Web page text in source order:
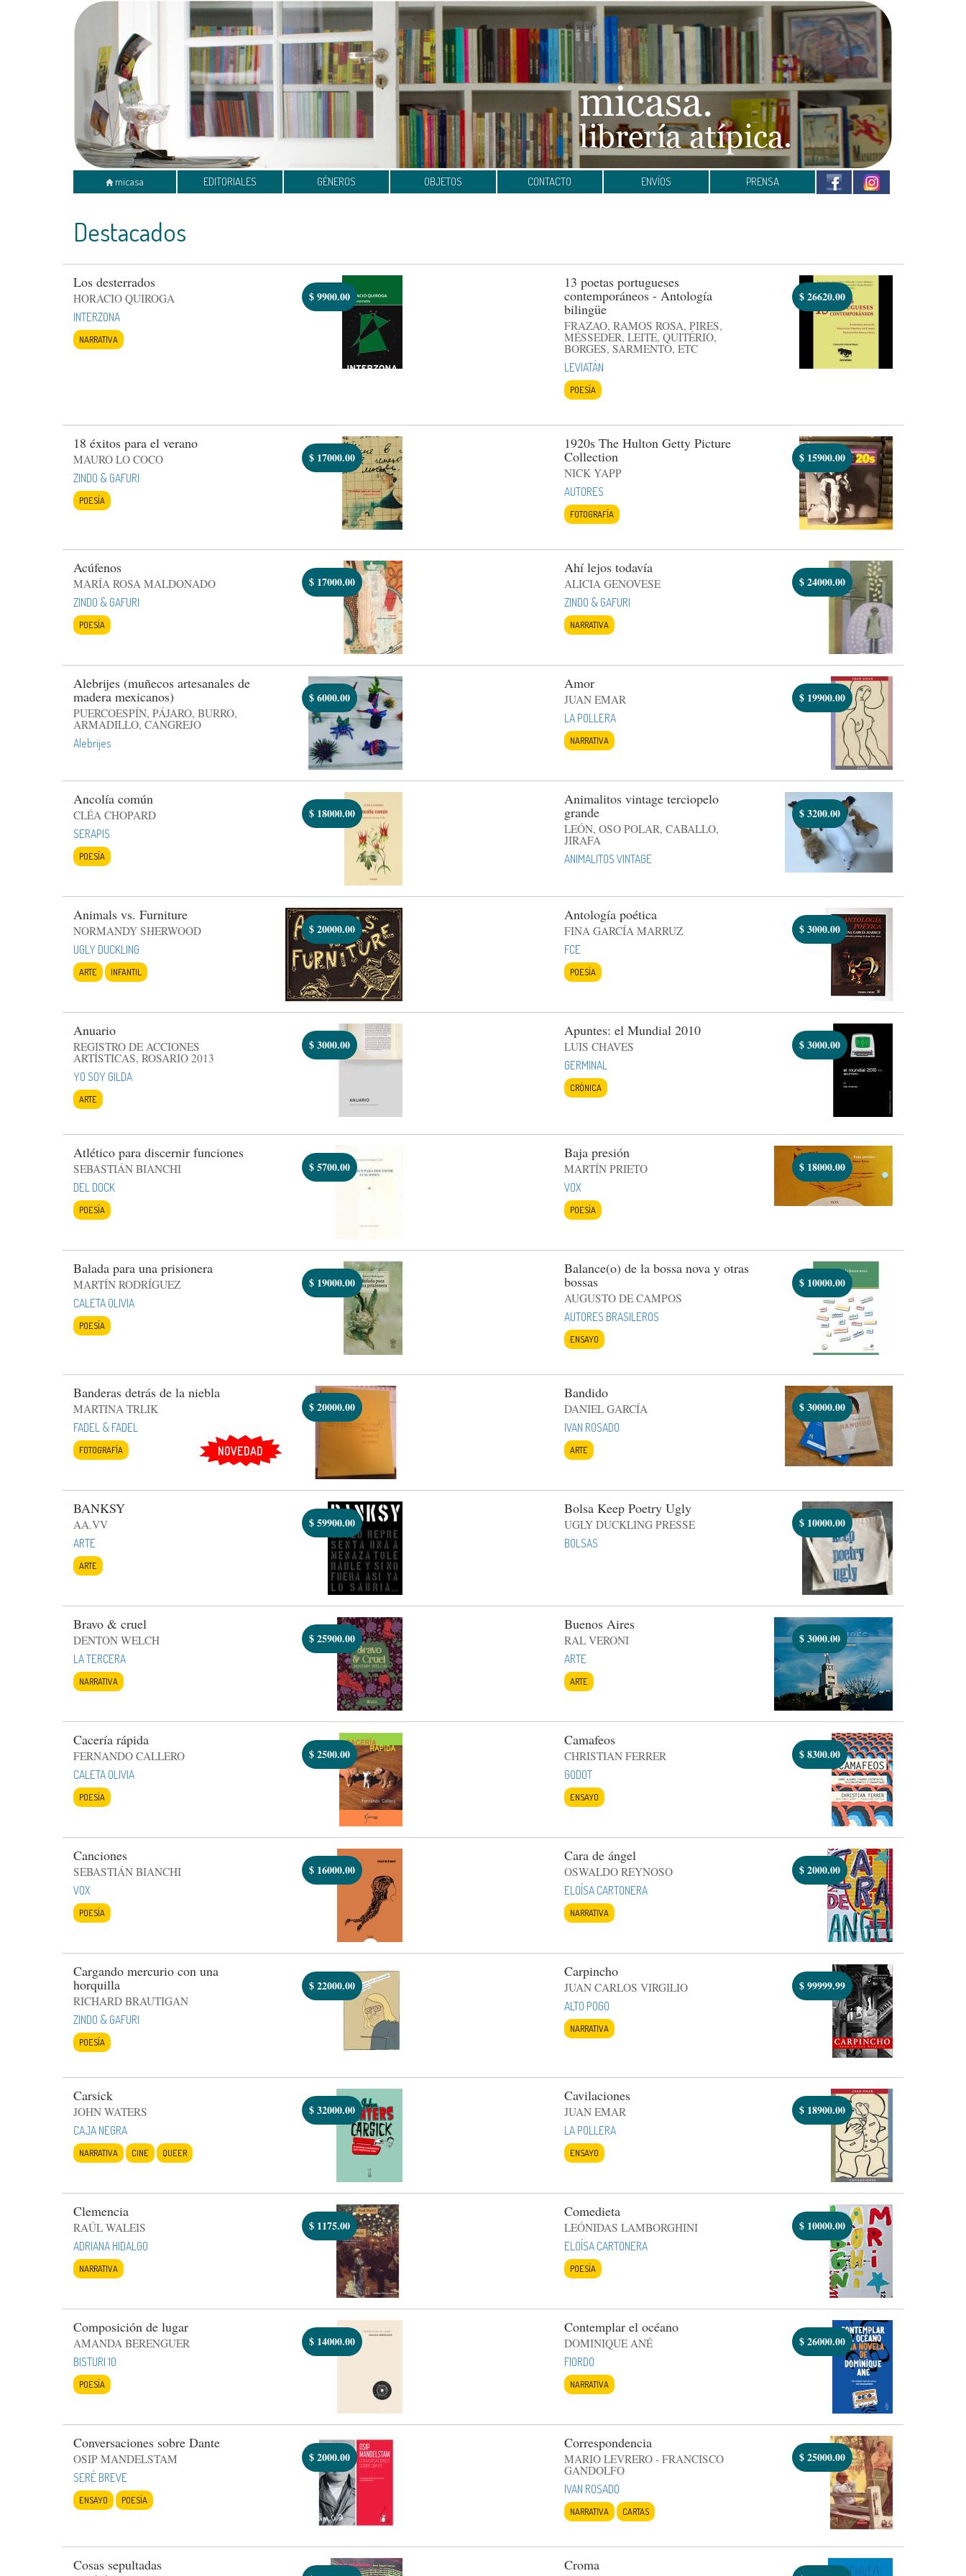
micasa EDITORIALES GÉNEROS OBJETOS CONTACTO ENVÍOS PRENSA
Destacados
Los desterrados
HORACIO QUIROGA
INTERZONA
NARRATIVA
$9900.00
13 poetas portugueses
contemporáneos - Antología
bilingüe
FRAZAO, RAMOS ROSA, PIRES,
MÉSSEDER, LEITE, QUITÉRIO,
BORGES, SARMENTO, ETC
LEVIATÁN
POESÍA
$26620.00
18 éxitos para el verano
MAURO LO COCO
ZINDO & GAFURI
POESÍA
$17000.00
1920s The Hulton Getty Picture
Collection
NICK YAPP
AUTORES
FOTOGRAFÍA
$ 15900.00
Acúfenos
MARÍA ROSA MALDONADO
ZINDO & GAFURI
POESÍA
$17000.00
Ahí lejos todavía
ALICIA GENOVESE
ZINDO & GAFURI
NARRATIVA
$24000.00
Alebrijes (muñecos artesanales de
madera mexicanos)
PUERCOESPÍN, PÁJARO, BURRO,
ARMADILLO, CANGREJO
Alebrijes
$6000.00
Amor
JUAN EMAR
LA POLLERA
NARRATIVA
$ 19900.00
Ancolía común
CLÉA CHOPARD
SERAPIS
POESÍA
$18000.00
Animalitos vintage terciopelo
grande
LEÓN, OSO POLAR, CABALLO,
JIRAFA
ANIMALITOS VINTAGE
$3200.00
Animals vs. Furniture
NORMANDY SHERWOOD
UGLY DUCKLING
ARTE INFANTIL
$20000.00
Antología poética
FINA GARCÍA MARRUZ
FCE
POESÍA
$3000.00
Anuario
REGISTRO DE ACCIONES
ARTÍSTICAS, ROSARIO 2013
YO SOY GILDA
ARTE
$3000.00
Apuntes: el Mundial 2010
LUIS CHAVES
GERMINAL
CRÓNICA
$3000.00
Atlético para discernir funciones
SEBASTIÁN BIANCHI
DEL DOCK
POESÍA
$5700.00
Baja presión
MARTÍN PRIETO
VOX
POESÍA
$ 18000.00
Balada para una prisionera
MARTÍN RODRÍGUEZ
CALETA OLIVIA
POESÍA
$19000.00
Balance(o) de la bossa nova y otras
bossas
AUGUSTO DE CAMPOS
AUTORES BRASILEROS
ENSAYO
$ 10000.00
Banderas detrás de la niebla
MARTINA TRLIK
FADEL & FADEL
FOTOGRAFÍA
$20000.00
NOVEDAD
Bandido
DANIEL GARCÍA
IVAN ROSADO
ARTE
$30000.00
BANKSY
AA.VV
ARTE
ARTE
$59900.00
Bolsa Keep Poetry Ugly
UGLY DUCKLING PRESSE
BOLSAS
$ 10000.00
Bravo & cruel
DENTON WELCH
LA TERCERA
NARRATIVA
$25900.00
Buenos Aires
RAL VERONI
ARTE
ARTE
$3000.00
Cacería rápida
FERNANDO CALLERO
CALETA OLIVIA
POESÍA
$2500.00
Camafeos
CHRISTIAN FERRER
GODOT
ENSAYO
$8300.00
Canciones
SEBASTIÁN BIANCHI
VOX
POESÍA
$16000.00
Cara de ángel
OSWALDO REYNOSO
ELOÍSA CARTONERA
NARRATIVA
$2000.00
Cargando mercurio con una
horquilla
RICHARD BRAUTIGAN
ZINDO & GAFURI
POESÍA
$22000.00
Carpincho
JUAN CARLOS VIRGILIO
ALTO POGO
NARRATIVA
$99999.99
Carsick
JOHN WATERS
CAJA NEGRA
NARRATIVA CINE QUEER
$32000.00
Cavilaciones
JUAN EMAR
LA POLLERA
ENSAYO
$ 18900.00
Clemencia
RAÚL WALEIS
ADRIANA HIDALGO
NARRATIVA
$1175.00
Comedieta
LEÓNIDAS LAMBORGHINI
ELOÍSA CARTONERA
POESÍA
$ 10000.00
Composición de lugar
AMANDA BERENGUER
BISTURI 10
POESÍA
$14000.00
Contemplar el océano
DOMINIQUE ANÉ
FIORDO
NARRATIVA
$26000.00
Conversaciones sobre Dante
OSIP MANDELSTAM
SERÉ BREVE
ENSAYO POESÍA
$2000.00
Correspondencia
MARIO LEVRERO - FRANCISCO
GANDOLFO
IVAN ROSADO
NARRATIVA CARTAS
$25000.00
Cosas sepultadas Croma